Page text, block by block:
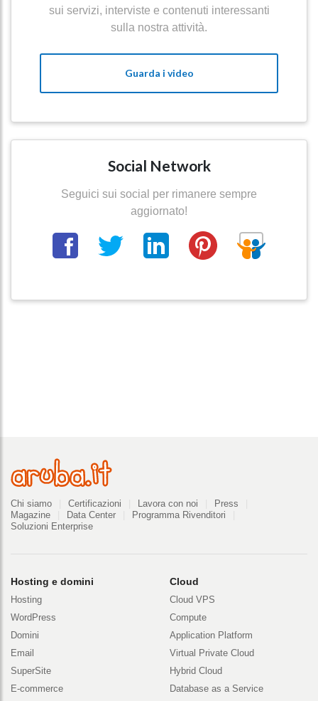
sui servizi, interviste e contenuti interessanti
sulla nostra attività.
Guarda i video
Social Network
Seguici sui social per rimanere sempre
aggiornato!
Azienda
Chi siamo Certificazioni Lavora con noi
Press
Magazine
Data Center
Programma Rivenditori
Soluzioni Enterprise
Prodotti e servizi
Hosting e domini
Hosting
WordPress
Domini
Email
SuperSite
E-commerce
Cloud
Cloud VPS
Compute
Application Platform
Virtual Private Cloud
Hybrid Cloud
Database as a Service